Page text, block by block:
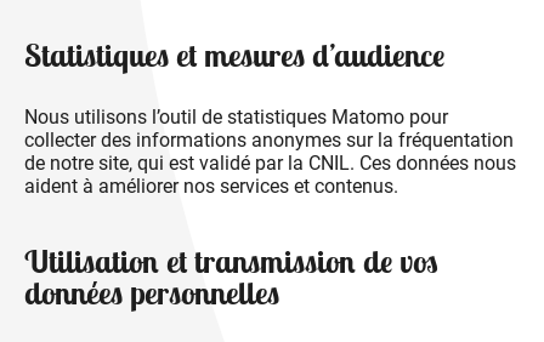
Statistiques et mesures d’audience
Nous utilisons l’outil de statistiques Matomo pour
collecter des informations anonymes sur la fréquentation
de notre site, qui est validé par la CNIL. Ces données nous
aident à améliorer nos services et contenus.
Utilisation et transmission de vos
données personnelles